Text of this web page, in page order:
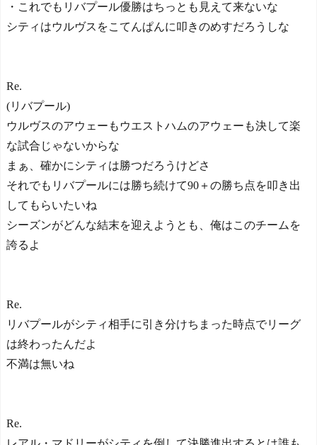
・これでもリバプール優勝はちっとも見えて来ないな
シティはウルヴスをこてんぱんに叩きのめすだろうしな
Re.
(リバプール)
ウルヴスのアウェーもウエストハムのアウェーも決して楽
な試合じゃないからな
まぁ、確かにシティは勝つだろうけどさ
それでもリバプールには勝ち続けて90＋の勝ち点を叩き出
してもらいたいね
シーズンがどんな結末を迎えようとも、俺はこのチームを
誇るよ
Re.
リバプールがシティ相手に引き分けちまった時点でリーグ
は終わったんだよ
不満は無いね
Re.